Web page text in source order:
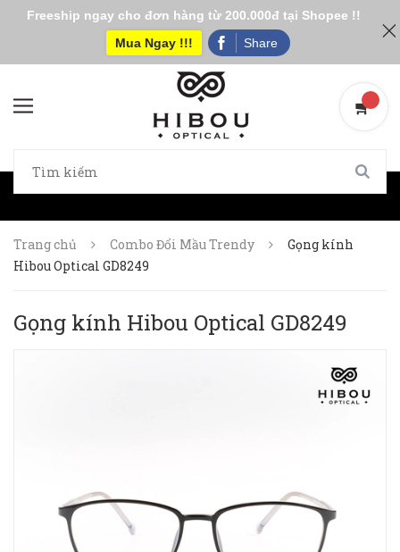
Trang chủ Combo Đổi Mầu Trendy
Gọng kính
Hibou Optical GD8249
Gọng kính Hibou Optical GD8249
Freeship ngay cho đơn hàng từ 200.000đ tại Shopee !!
Mua Ngay !!!
Share